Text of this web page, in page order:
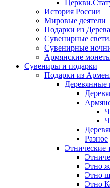
История России
Мировые деятели
Подарки из Дерева
Сувенирные
Сувенирные
Армянские
Сувениры и подарки
Подарки из
Деревянные
Разное
Этнические
Этно
Этно
Этно